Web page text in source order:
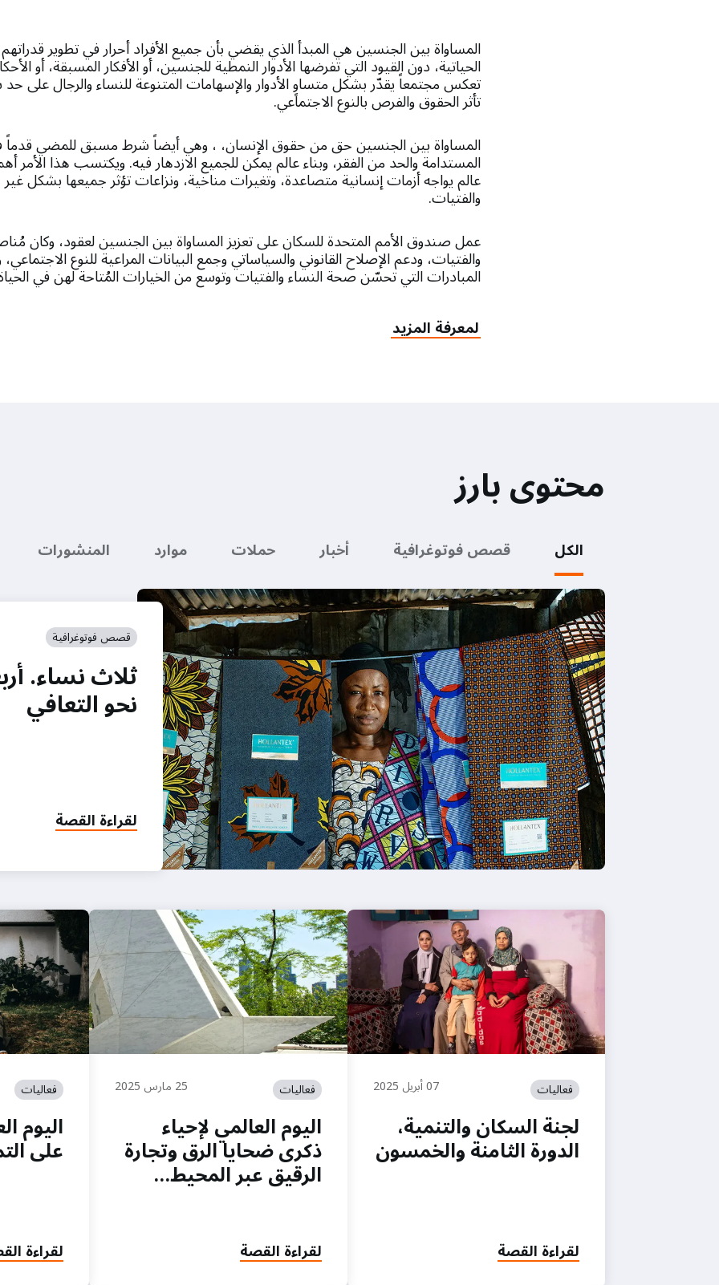
المساواة بين الجنسين هي المبدأ الذي يقضي بأن جميع الأفراد أحرار في تطوير قدراتهم
الحياتية، دون القيود التي تفرضها الأدوار النمطية للجنسين، أو الأفكار المسبقة، أو
تعكس مجتمعاً يقدّر بشكل متساوٍ الأدوار والإسهامات المتنوعة للنساء والرجال على
تأثر الحقوق والفرص بالنوع الاجتماعي.
المساواة بين الجنسين حق من حقوق الإنسان، ، وهي أيضاً شرط مسبق للمضي قدماً
المستدامة والحد من الفقر، وبناء عالم يمكن للجميع الازدهار فيه. ويكتسب هذا الأمر
عالم يواجه أزمات إنسانية متصاعدة، وتغيرات مناخية، ونزاعات تؤثر جميعها بشكل
والفتيات.
عمل صندوق الأمم المتحدة للسكان على تعزيز المساواة بين الجنسين لعقود، وكان
والفتيات، ودعم الإصلاح القانوني والسياساتي وجمع البيانات المراعية للنوع
المبادرات التي تحسّن صحة النساء والفتيات وتوسع من الخيارات المُتاحة لهن في
لمعرفة المزيد
محتوى بارز
الكل قصص فوتوغرافية أخبار حملات موارد المنشورات
قصص فوتوغرافية
ثلاث نساء.
نحو التعافي
لقراءة القصة
فعاليات 07 أبريل 2025
لجنة السكان والتنمية،
الدورة الثامنة والخمسون
لقراءة القصة
فعاليات 25 مارس 2025
اليوم العالمي لإحياء
ذكرى ضحايا الرق وتجارة
الرقيق عبر المحيط…
لقراءة القصة
فعاليات
اليوم
على
لقراءة